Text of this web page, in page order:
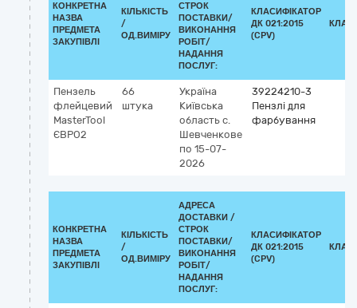
КОНКРЕТНА
НАЗВА
ПРЕДМЕТА
ЗАКУПІВЛІ
КІЛЬКІСТЬ
/
ОД.ВИМІРУ
СТРОК
ПОСТАВКИ/
ВИКОНАННЯ
РОБІТ/
НАДАННЯ
ПОСЛУГ:
КЛАСИФІКАТОР
ДК 021:2015
(CPV)
Пензель
флейцевий
MasterTool
ЄВРО2
66
штука
Україна
Київська
область с.
Шевченкове
по 15-07-
2026
39224210-3
Пензлі для
фарбування
КОНКРЕТНА
НАЗВА
ПРЕДМЕТА
ЗАКУПІВЛІ
КІЛЬКІСТЬ
/
ОД.ВИМІРУ
АДРЕСА
ДОСТАВКИ /
СТРОК
ПОСТАВКИ/
ВИКОНАННЯ
РОБІТ/
НАДАННЯ
ПОСЛУГ:
КЛАСИФІКАТОР
ДК 021:2015
(CPV)